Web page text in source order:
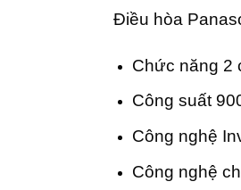
Điều hòa
Chức năng 2
Công suất
Công nghệ
Công nghệ